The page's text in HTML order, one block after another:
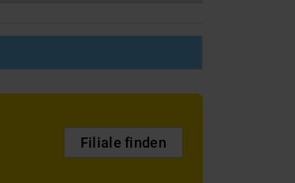
Filiale finden